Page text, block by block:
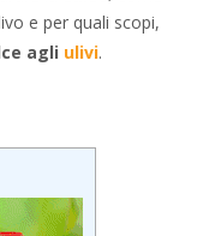
e per quali scopi,
agli ulivi.